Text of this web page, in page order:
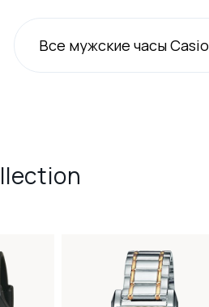
Все мужские часы Casio